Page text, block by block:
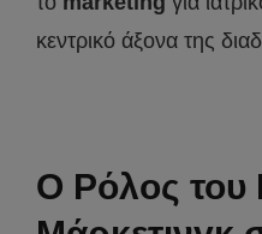
κεντρικό άξονα της
Ο Ρόλος του